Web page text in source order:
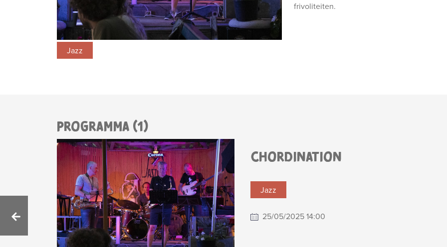
Jazz
frivoliteiten.
PROGRAMMA (1)
CHORDINATION
Jazz
25/05/2025 14:00
BERICHTNAVIGATIE